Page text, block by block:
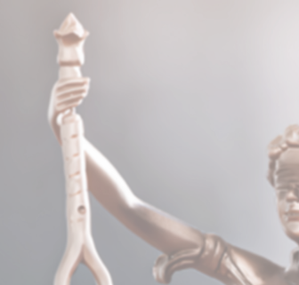
REDEFINIÇÃO DE SENHA
DATA DE NASCIMENTO